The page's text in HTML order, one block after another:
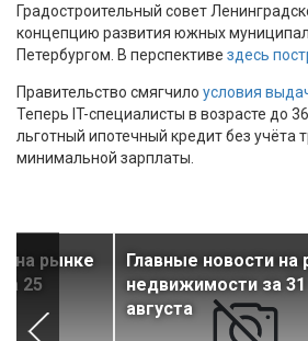
Градостроительный совет
концепцию развития южных
Петербургом. В перспективе здесь
Правительство смягчило условия
Теперь IT-специалисты в возрасте до
льготный ипотечный кредит без учёта
минимальной зарплаты.
на рынке
25
Главные новости на
недвижимости за 31
августа